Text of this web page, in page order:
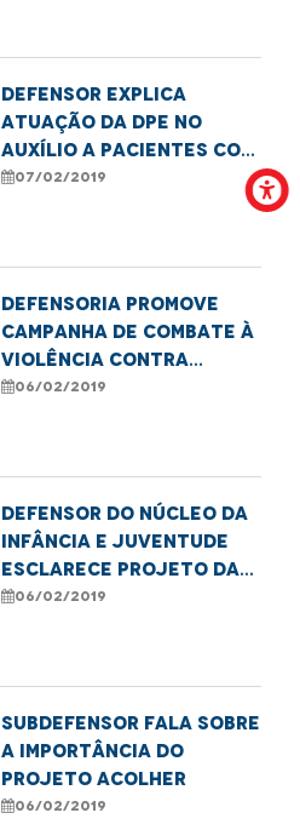
Defensor explica
atuação da DPE no
auxílio a pacientes com
doenças degenerativas
07/02/2019
Defensoria promove
campanha de combate à
violência contra
criança
06/02/2019
Defensor do Núcleo da
Infância e Juventude
esclarece projeto da
DPE
06/02/2019
Subdefensor fala sobre
a importância do
projeto acolher
06/02/2019